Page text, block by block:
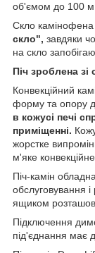
об'ємом до 100
Скло камінофена
скло", завдяки
на скло
Піч зроблена зі
Конвекційний
форму та опору
в кожусі печі
приміщенні.
жорстке
м'яке
Піч-камін
обслуговування
ящиком
Підключення
під'єднання має